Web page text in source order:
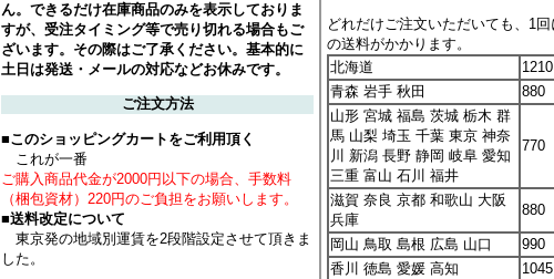
ん。できるだけ在庫商品のみを表示しておりま
すが、受注タイミング等で売り切れる場合もご
ざいます。その際はご了承ください。基本的に
土日は発送・メールの対応などお休みです。
ご注文方法
■このショッピングカートをご利用頂く
これが一番
ご購入商品代金が2000円以下の場合、手数料
（梱包資材）220円のご負担をお願いします。
■送料改定について
東京発の地域別運賃を2段階設定させて頂きま
した。
どれだけご注文いただいても、1
の送料がかかります。
北海道
1210
青森 岩手 秋田
880
山形 宮城 福島 茨城 栃木 群
馬 山梨 埼玉 千葉 東京 神奈
川 新潟 長野 静岡 岐阜 愛知
三重 富山 石川 福井
770
滋賀 奈良 京都 和歌山 大阪
兵庫
880
岡山 鳥取 島根 広島 山口
990
香川 徳島 愛媛 高知
1045